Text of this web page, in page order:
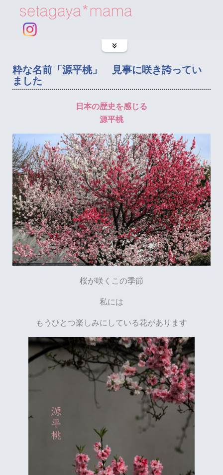
粋な名前「源平桃」 見事に咲き誇ってい
ました
日本の歴史を感じる
源平桃
桜が咲くこの季節
私には
もうひとつ楽しみにしている花があります